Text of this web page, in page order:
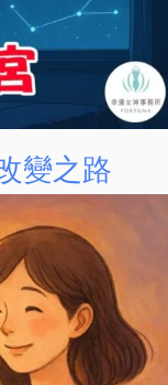
變之路